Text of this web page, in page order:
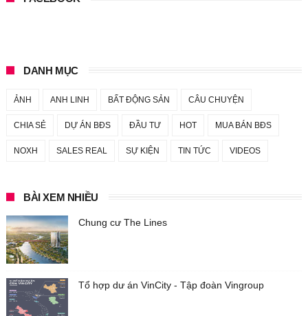
DANH MỤC
ẢNH ANH LINH BẤT ĐỘNG SẢN CÂU CHUYỆN
CHIA SẺ DỰ ÁN BĐS ĐẦU TƯ HOT MUA BÁN BĐS
NOXH SALES REAL SỰ KIỆN TIN TỨC VIDEOS
BÀI XEM NHIỀU
Chung cư The Lines
Tổ hợp dư án VinCity - Tập đoàn Vingroup